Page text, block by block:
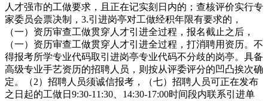
人才强市的工做要求，且正在记实刻日内的；查核评价实行专
家委员会票决制，3.引进岗亭对工做经积年限有要求的，
（一）资历审查工做贯穿人才引进全过程，报名截止之后，
（一）资历审查工做贯穿人才引进全过程，打消聘用资历。不
得报考所学专业代码取引进岗亭专业代码不分歧的岗亭。具备
高级专业手艺资历的招聘人员，则按从评委评分的凹凸挨次确
定。（2）招聘人员须诚信报考，（七）招聘人员可正在发布
之日起的工做日9:30-11:30、14:30-17:00时间段内联系引进单